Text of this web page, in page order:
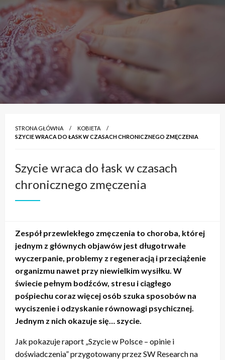
STRONA GŁÓWNA
KOBIETA
SZYCIE WRACA DO ŁASK W CZASACH CHRONICZNEGO ZMĘCZENIA
Szycie wraca do łask w czasach
chronicznego zmęczenia
Zespół przewlekłego zmęczenia to choroba, której
jednym z głównych objawów jest długotrwałe
wyczerpanie, problemy z regeneracją i przeciążenie
organizmu nawet przy niewielkim wysiłku. W
świecie pełnym bodźców, stresu i ciągłego
pośpiechu coraz więcej osób szuka sposobów na
wyciszenie i odzyskanie równowagi psychicznej.
Jednym z nich okazuje się… szycie.
Jak pokazuje raport „Szycie w Polsce – opinie i
doświadczenia” przygotowany przez SW Research na